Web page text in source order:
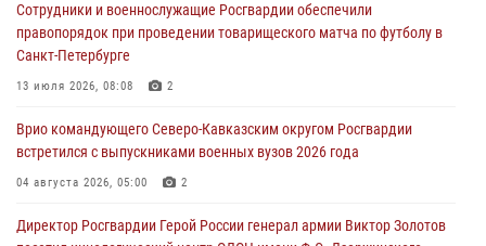
проходит в Сибири
09 августа 2026, 04:00 5
Росгвардейцы провели патриотическое занятие для детей на
08 августа 2026, 14:10 3
В ЛНР росгвардейцы провели тренировку по единоборствам для
08 августа 2026, 13:00
Сотрудники и военнослужащие Росгвардии обеспечили
правопорядок при проведении товарищеского матча по футболу в
Санкт-Петербурге
13 июля 2026, 08:08 2
Врио командующего Северо-Кавказским округом Росгвардии
встретился с выпускниками военных вузов 2026 года
04 августа 2026, 05:00 2
Директор Росгвардии Герой России генерал армии Виктор Золотов